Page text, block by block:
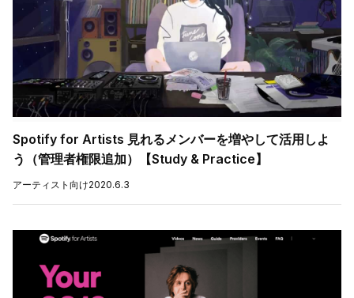
Spotify for Artists 見れるメンバーを増やして活用しよ
う（管理者権限追加）【Study & Practice】
アーティスト向け2020.6.3